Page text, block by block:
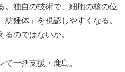
。独自の技術で、細胞の核の位
錘体」を視認しやすくなる。
るのではないか。
で一括支援・鹿島。